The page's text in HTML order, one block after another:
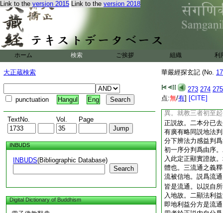
Link to the version 2015 Link to the version 2018
ホーム 検索 ご挨拶 組織 利
大正蔵検索
punctuation Hangul Eng
TextNo. Vol. Page
INBUDS
INBUDS(Bibliographic Database)
Search
Digital Dictionary of Buddhism
華嚴經探玄記 (No.
273 274 275
点:無/有] [CITE]
二。初九品明縁修
果。初中亦二。先
明果位徳現。就前
其證位。後五品明
此界所説十地。後
地。就前此方所説
或三四五乃至於十
謂總是一十地法門
後動地雨華等明感
正流通。此中所辨
異。就教三者初至
正説故。二本分已
有廣有略同説地法
分下辨法力感益判
初一序分判爲由序
入此定正顯實證故
體也。三流通之義
流被信地。説爲流
皆是流通。以説自
入地故。二顯法利
即地利益分方是流